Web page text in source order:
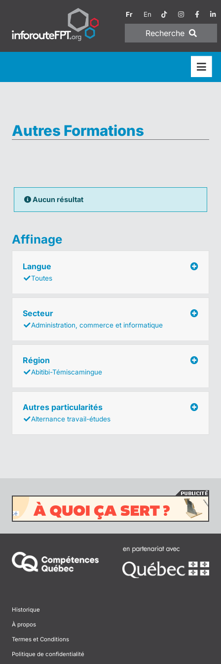
Fr En
Recherche
Autres Formations
Aucun résultat
Affinage
Langue
Toutes
Secteur
Administration, commerce et informatique
Région
Abitibi-Témiscamingue
Autres particularités
Alternance travail-études
Historique
À propos
Termes et Conditions
Politique de confidentialité